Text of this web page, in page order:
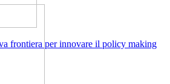
frontiera per innovare il policy making